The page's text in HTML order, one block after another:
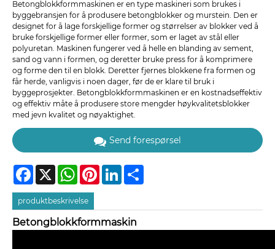
Betongblokkformmaskinen er en type maskineri som brukes i
byggebransjen for å produsere betongblokker og murstein. Den er
designet for å lage forskjellige former og størrelser av blokker ved å
bruke forskjellige former eller former, som er laget av stål eller
polyuretan. Maskinen fungerer ved å helle en blanding av sement,
sand og vann i formen, og deretter bruke press for å komprimere
og forme den til en blokk. Deretter fjernes blokkene fra formen og
får herde, vanligvis i noen dager, før de er klare til bruk i
byggeprosjekter. Betongblokkformmaskinen er en kostnadseffektiv
og effektiv måte å produsere store mengder høykvalitetsblokker
med jevn kvalitet og nøyaktighet.
Send forespørsel
Facebook
X WhatsAppPinterestLinkedIn
produktbeskrivelse
Betongblokkformmaskin